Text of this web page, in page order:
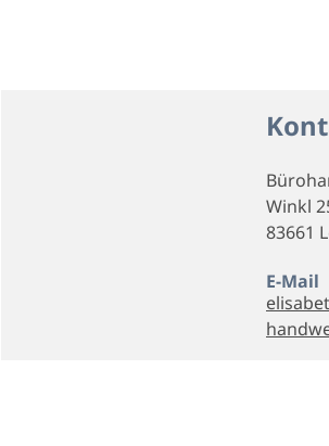
Winkl
83661
E-Mail